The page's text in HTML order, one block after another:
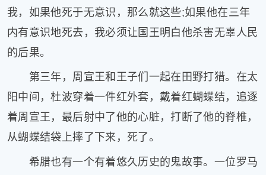
动
更
多
﹥
我，如果他死于无意识，那么就这些;如果他在三年
内有意识地死去，我必须让国王明白他杀害无辜人民
的后果。
第三年，周宣王和王子们一起在田野打猎。在太
阳中间，杜波穿着一件红外套，戴着红蝴蝶结，追逐
着周宣王，最后射中了他的心脏，打断了他的脊椎，
从蝴蝶结袋上摔了下来，死了。
希腊也有一个有着悠久历史的鬼故事。一位罗马